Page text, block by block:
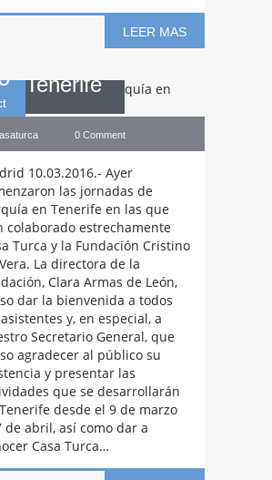
LEER MAS
Turquía en
Tenerife
0 Comment
10.03.2016.- Ayer
las jornadas de
en Tenerife en las que
colaborado estrechamente
Turca y la Fundación Cristino
La directora de la
Clara Armas de León,
dar la bienvenida a todos
y, en especial, a
Secretario General, que
agradecer al público su
y presentar las
que se desarrollarán
desde el 9 de marzo
de abril, así como dar a
Casa Turca…